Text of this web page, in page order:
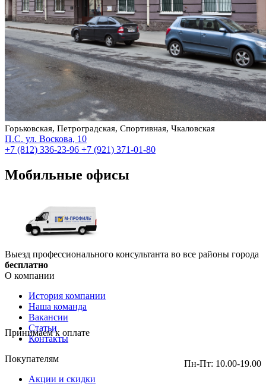
Горьковская, Петроградская, Спортивная, Чкаловская
П.С. ул. Воскова, 10
+7 (812) 336-23-96 +7 (921) 371-01-80
Мобильные офисы
Выезд профессионального консультанта во все районы города
бесплатно
О компании
История компании
Наша команда
Вакансии
Статьи
Контакты
Покупателям
Акции и скидки
Принимаем к оплате
Пн-Пт: 10.00-19.00